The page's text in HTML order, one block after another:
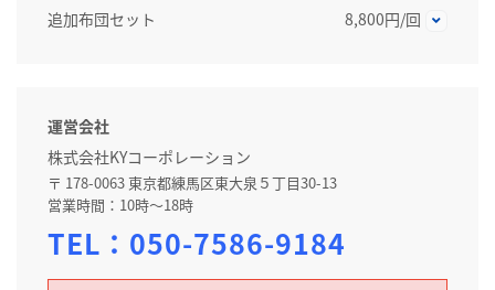
追加布団セット 8,800円/回
運営会社
株式会社KYコーポレーション
〒 178-0063 東京都練馬区東大泉５丁目30-13
営業時間：10時～18時
TEL： 050-7586-9184